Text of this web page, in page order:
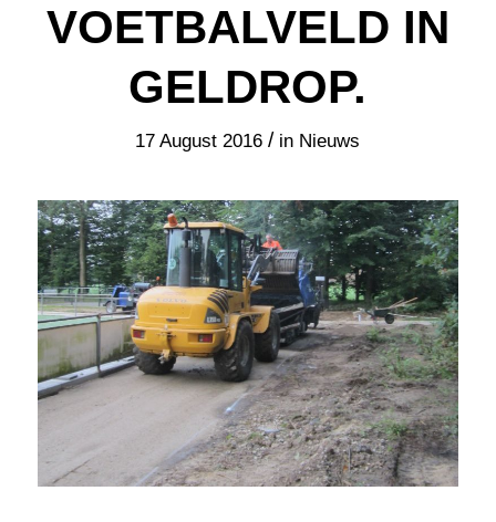
VOETBALVELD IN
GELDROP.
17 August 2016 / in Nieuws